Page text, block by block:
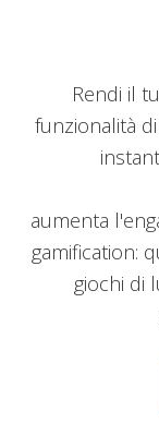
Rendi il
funzionalità
aumenta
gamification:
giochi di